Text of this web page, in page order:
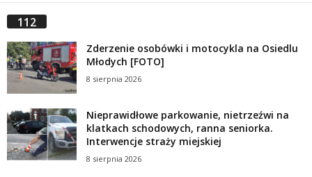
112
Zderzenie osobówki i motocykla na Osiedlu
Młodych [FOTO]
8 sierpnia 2026
Nieprawidłowe parkowanie, nietrzeźwi na
klatkach schodowych, ranna seniorka.
Interwencje straży miejskiej
8 sierpnia 2026